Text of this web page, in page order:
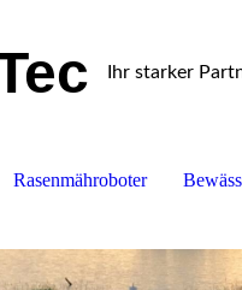
Ihr starker
Rasenmähroboter